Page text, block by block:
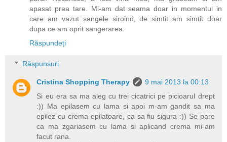
apasat prea tare. Mi-am dat seama doar in momentul in
care am vazut sangele siroind, de simtit am simtit doar
dupa ce am oprit sangerarea.
Răspundeți
Răspunsuri
Cristina Shopping Therapy
9 mai 2013 la 00:13
Si eu era sa ma aleg cu trei cicatrici pe picioarul drept
:)) Ma epilasem cu lama si apoi m-am gandit sa ma
epilez cu crema epilatoare, ca sa fiu sigura :)) Se pare
ca ma zgariasem cu lama si aplicand crema mi-am
facut rana.